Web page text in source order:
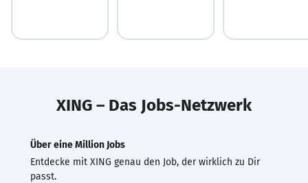
XING – Das Jobs-Netzwerk
Über eine Million Jobs
Entdecke mit XING genau den Job, der wirklich zu Dir
passt.